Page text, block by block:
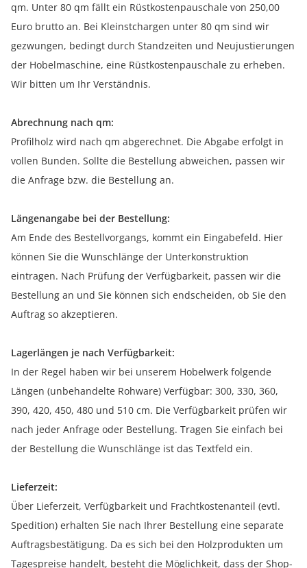
qm. Unter 80 qm fällt ein Rüstkostenpauschale von 250,00
Euro brutto an. Bei Kleinstchargen unter 80 qm sind wir
gezwungen, bedingt durch Standzeiten und Neujustierungen
der Hobelmaschine, eine Rüstkostenpauschale zu erheben.
Wir bitten um Ihr Verständnis.
Abrechnung nach qm:
Profilholz wird nach qm abgerechnet. Die Abgabe erfolgt in
vollen Bunden. Sollte die Bestellung abweichen, passen wir
die Anfrage bzw. die Bestellung an.
Längenangabe bei der Bestellung:
Am Ende des Bestellvorgangs, kommt ein Eingabefeld. Hier
können Sie die Wunschlänge der Unterkonstruktion
eintragen. Nach Prüfung der Verfügbarkeit, passen wir die
Bestellung an und Sie können sich endscheiden, ob Sie den
Auftrag so akzeptieren.
Lagerlängen je nach Verfügbarkeit:
In der Regel haben wir bei unserem Hobelwerk folgende
Längen (unbehandelte Rohware) Verfügbar: 300, 330, 360,
390, 420, 450, 480 und 510 cm. Die Verfügbarkeit prüfen wir
nach jeder Anfrage oder Bestellung. Tragen Sie einfach bei
der Bestellung die Wunschlänge ist das Textfeld ein.
Lieferzeit:
Über Lieferzeit, Verfügbarkeit und Frachtkostenanteil (evtl.
Spedition) erhalten Sie nach Ihrer Bestellung eine separate
Auftragsbestätigung. Da es sich bei den Holzprodukten um
Tagespreise handelt, besteht die Möglichkeit, dass der Shop-